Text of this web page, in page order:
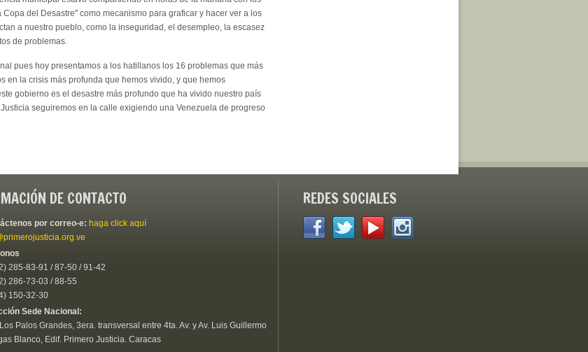
del Desastre" como mecanismo para graficar y hacer ver a los
a nuestro pueblo, como la inseguridad, el desempleo, la escasez
de problemas.
pues hoy presentamos a los hatillanos los 16 problemas que más
en la crisis más profunda que hemos vivido, y que hemos
gobierno es el desastre más profundo que ha vivido nuestro país
seguiremos en la calle exigiendo una Venezuela de progreso
DE CONTACTO
por correo-e: haga click aquí
285-83-91 / 87-50 / 91-42
286-73-03 / 88-55
150-32-30
Sede Nacional:
Palos Grandes, 3era. transversal entre 4ta. Av. y Av. Luis Guillermo
Blanco, Edif. Primero Justicia. Caracas
REDES SOCIALES